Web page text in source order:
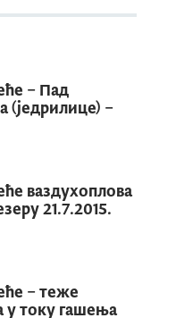
– Пад
(једрилице) –
ваздухоплова
21.7.2015.
– теже
у току гашења